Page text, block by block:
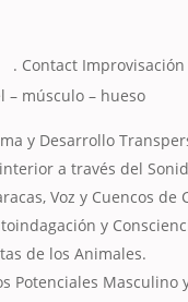
Improvisación y
– músculo – hueso
y Desarrollo
a través del
Voz y Cuencos de
y
de los Animales.
Potenciales Masculino